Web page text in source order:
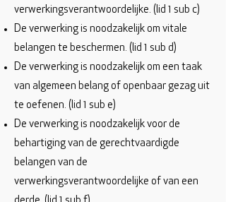
verwerkingsverantwoordelijke. (lid 1 sub c)
De verwerking is noodzakelijk om vitale
belangen te beschermen. (lid 1 sub d)
De verwerking is noodzakelijk om een taak
van algemeen belang of openbaar gezag uit
te oefenen. (lid 1 sub e)
De verwerking is noodzakelijk voor de
behartiging van de gerechtvaardigde
belangen van de
verwerkingsverantwoordelijke of van een